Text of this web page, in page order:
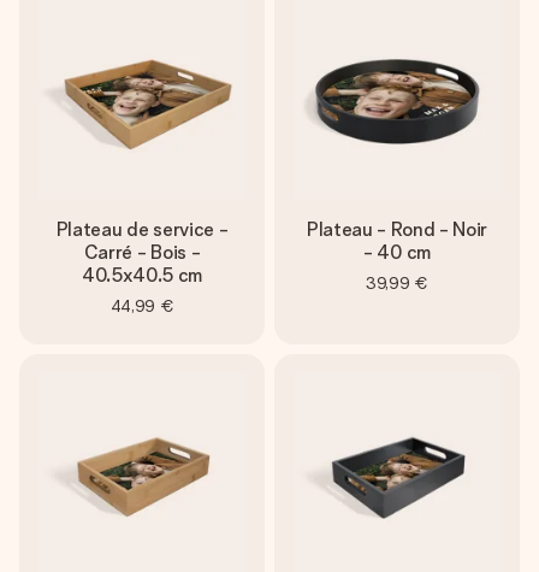
Plateau de service -
Carré - Bois -
40.5x40.5 cm
44,99 €
Plateau - Rond - Noir
- 40 cm
39,99 €